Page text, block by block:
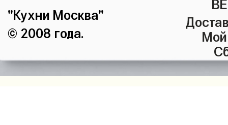
"Кухни Москва"
© 2008 года.